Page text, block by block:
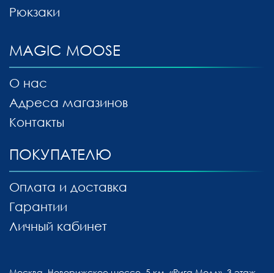
MAGIC MOOSE
О нас
Адреса магазинов
Контакты
Рюкзаки
ПОКУПАТЕЛЮ
Оплата и доставка
Гарантии
Личный кабинет